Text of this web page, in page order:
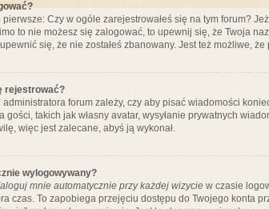
Czy w ogóle zarejestrowałeś się na tym forum?
to nie możesz się zalogować, to upewnij się, że Twoja
się, że nie zostałeś zbanowany. Jest też możliwe,
rejestrować?
administratora forum zależy, czy aby pisać wiadomości
gości, takich jak własny avatar, wysyłanie prywatnych
więc jest zalecane, abyś ją wykonał.
wylogowywany?
mnie automatycznie przy każdej wizycie w czasie
czas. To zapobiega przejęciu dostępu do Twojego konta